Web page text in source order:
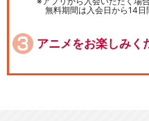
無料期間は入会日から14日
アニメをお楽しみく